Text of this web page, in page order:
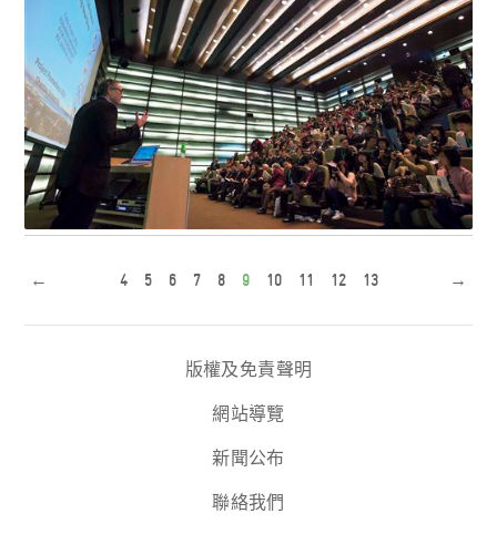
← 4 5 6 7 8 9 10 11 12 13 →
版權及免責聲明
網站導覽
新聞公布
聯絡我們